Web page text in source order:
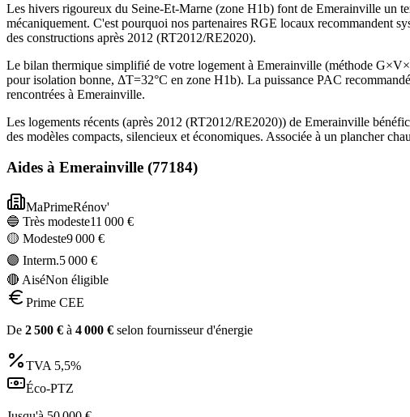
Les hivers rigoureux du Seine-Et-Marne (zone H1b) font de Emerainville un
mécaniquement. C'est pourquoi nos partenaires RGE locaux recommandent
des constructions après 2012 (RT2012/RE2020).
Le bilan thermique simplifié de votre logement à Emerainville (méthode
pour isolation bonne, ΔT=32°C en zone H1b). La puissance PAC
rencontrées à Emerainville.
Les logements récents (après 2012 (RT2012/RE2020)) de Emerainville
des modèles compacts, silencieux et économiques. Associée à un plancher
Aides à Emerainville (77184)
MaPrimeRénov'
🔵 Très modeste11 000 €
🟡 Modeste9 000 €
🟣 Interm.5 000 €
🔴 AiséNon éligible
Prime CEE
De 2 500 € à 4 000 € selon fournisseur d'énergie
TVA 5,5%
Éco-PTZ